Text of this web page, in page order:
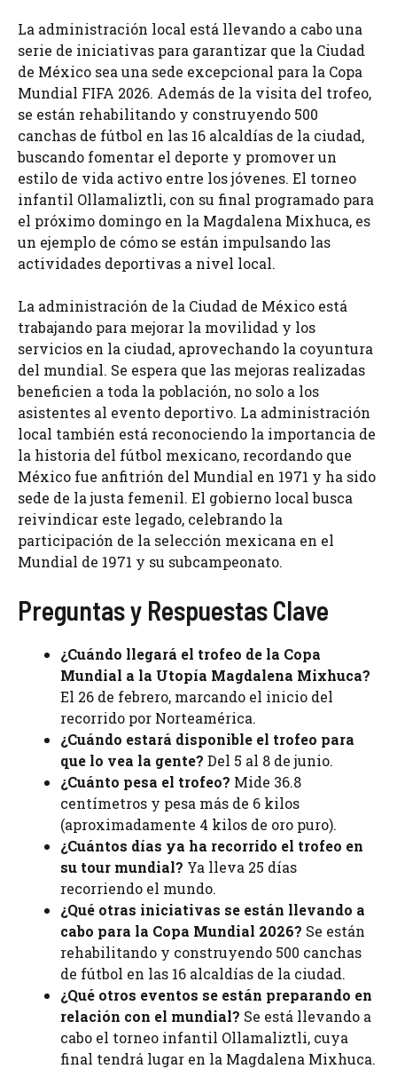
La administración local está llevando a cabo una
serie de iniciativas para garantizar que la Ciudad
de México sea una sede excepcional para la Copa
Mundial FIFA 2026. Además de la visita del trofeo,
se están rehabilitando y construyendo 500
canchas de fútbol en las 16 alcaldías de la ciudad,
buscando fomentar el deporte y promover un
estilo de vida activo entre los jóvenes. El torneo
infantil Ollamaliztli, con su final programado para
el próximo domingo en la Magdalena Mixhuca, es
un ejemplo de cómo se están impulsando las
actividades deportivas a nivel local.
La administración de la Ciudad de México está
trabajando para mejorar la movilidad y los
servicios en la ciudad, aprovechando la coyuntura
del mundial. Se espera que las mejoras realizadas
beneficien a toda la población, no solo a los
asistentes al evento deportivo. La administración
local también está reconociendo la importancia de
la historia del fútbol mexicano, recordando que
México fue anfitrión del Mundial en 1971 y ha sido
sede de la justa femenil. El gobierno local busca
reivindicar este legado, celebrando la
participación de la selección mexicana en el
Mundial de 1971 y su subcampeonato.
Preguntas y Respuestas Clave
¿Cuándo llegará el trofeo de la Copa
Mundial a la Utopía Magdalena Mixhuca?
El 26 de febrero, marcando el inicio del
recorrido por Norteamérica.
¿Cuándo estará disponible el trofeo para
que lo vea la gente? Del 5 al 8 de junio.
¿Cuánto pesa el trofeo? Mide 36.8
centímetros y pesa más de 6 kilos
(aproximadamente 4 kilos de oro puro).
¿Cuántos días ya ha recorrido el trofeo en
su tour mundial? Ya lleva 25 días
recorriendo el mundo.
¿Qué otras iniciativas se están llevando a
cabo para la Copa Mundial 2026? Se están
rehabilitando y construyendo 500 canchas
de fútbol en las 16 alcaldías de la ciudad.
¿Qué otros eventos se están preparando en
relación con el mundial? Se está llevando a
cabo el torneo infantil Ollamaliztli, cuya
final tendrá lugar en la Magdalena Mixhuca.